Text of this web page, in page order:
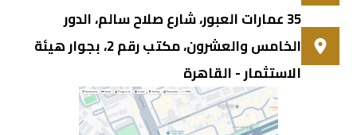
35 عمارات العبور، شارع صلاح سالم، الدور
الخامس والعشرون، مكتب رقم 2، بجوار هيئة
الاستثمار - القاهرة